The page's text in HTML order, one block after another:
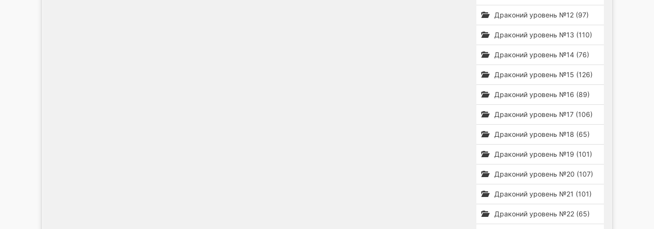
Драконий уровень №12 (97)
Драконий уровень №13 (110)
Драконий уровень №14 (76)
Драконий уровень №15 (126)
Драконий уровень №16 (89)
Драконий уровень №17 (106)
Драконий уровень №18 (65)
Драконий уровень №19 (101)
Драконий уровень №20 (107)
Драконий уровень №21 (101)
Драконий уровень №22 (65)